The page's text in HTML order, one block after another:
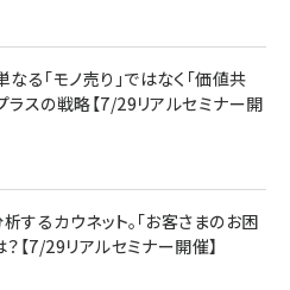
る「モノ売り」ではなく「価値共
スの戦略【7/29リアルセミナー開
るカウネット。「お客さまのお困
【7/29リアルセミナー開催】